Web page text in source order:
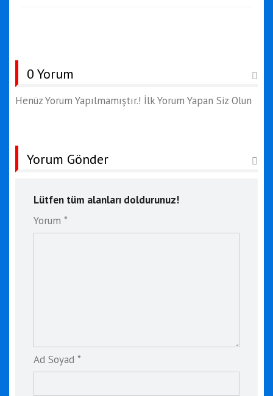
0 Yorum
Henüz Yorum Yapılmamıştır.! İlk Yorum Yapan Siz Olun
Yorum Gönder
Lütfen tüm alanları doldurunuz!
Yorum *
Ad Soyad *